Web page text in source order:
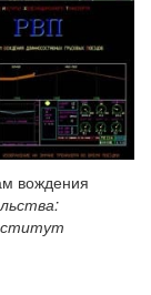
вождения